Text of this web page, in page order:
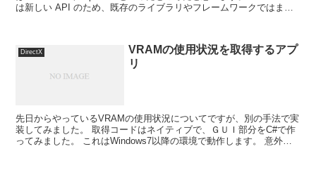
は新しい API のため、既存のライブラリやフレームワークではまだ
DirectX
VRAMの使用状況を取得するアプ
リ
先日からやっているVRAMの使用状況についてですが、別の手法で実
装してみました。 取得コードはネイティブで、ＧＵＩ部分をC#で作
ってみました。 これはWindows7以降の環境で動作します。 意外と